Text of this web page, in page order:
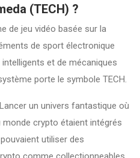
(TECH) ?
de jeu vidéo basée sur la
de sport électronique
et de mécaniques
porte le symbole TECH.
un univers fantastique où
crypto étaient intégrés
utiliser des